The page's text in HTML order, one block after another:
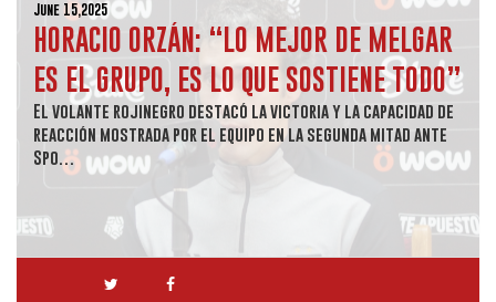
June 15,2025
HORACIO ORZÁN: “LO MEJOR DE MELGAR
ES EL GRUPO, ES LO QUE SOSTIENE TODO”
El volante rojinegro destacó la victoria y la capacidad de
reacción mostrada por el equipo en la segunda mitad ante
Spo…